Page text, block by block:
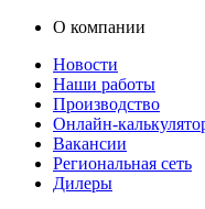
О компании
Новости
Наши работы
Производство
Онлайн-
Вакансии
Региональная сеть
Дилеры